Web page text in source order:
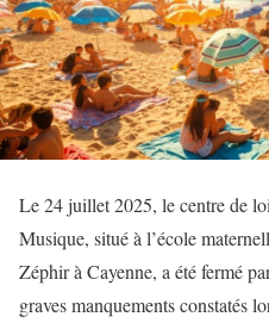
Le 24 juillet 2025, le centre de
Musique, situé à l’école
Zéphir à Cayenne, a été fermé
graves manquements constatés